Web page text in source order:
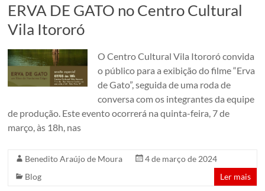
ERVA DE GATO no Centro Cultural
Vila Itororó
O Centro Cultural Vila Itororó convida
o público para a exibição do filme “Erva
de Gato”, seguida de uma roda de
conversa com os integrantes da equipe
de produção. Este evento ocorrerá na quinta-feira, 7 de
março, às 18h, nas
Benedito Araújo de Moura
4 de março de 2024
Blog
Ler mais